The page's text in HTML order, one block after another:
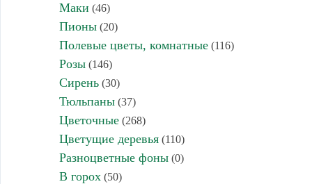
Маки (46)
Пионы(20)
Полевые цветы, комнатные(116)
Розы(146)
Сирень(30)
Тюльпаны(37)
Цветочные(268)
Цветущие деревья(110)
Разноцветные фоны(0)
В горох(50)